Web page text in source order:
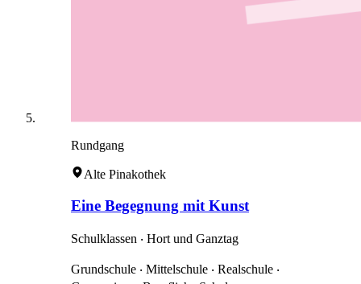
Rundgang
Alte Pinakothek
Eine Begegnung mit Kunst
Schulklassen ‧ Hort und Ganztag
Grundschule ‧ Mittelschule ‧ Realschule ‧